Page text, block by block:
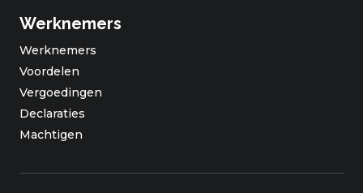
Werknemers
Werknemers
Voordelen
Vergoedingen
Declaraties
Machtigen